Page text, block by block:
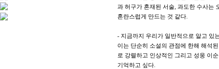
과 허구가 혼재된 서술, 과도한 수사는
혼란스럽게 만드는 것 같다.
- 지금까지 우리가 일반적으로 알고 있
이는 단순히 소설의 관점에 한해 해석
로 강렬하고 인상적인 그리고 성웅 이
기억하고 싶다.